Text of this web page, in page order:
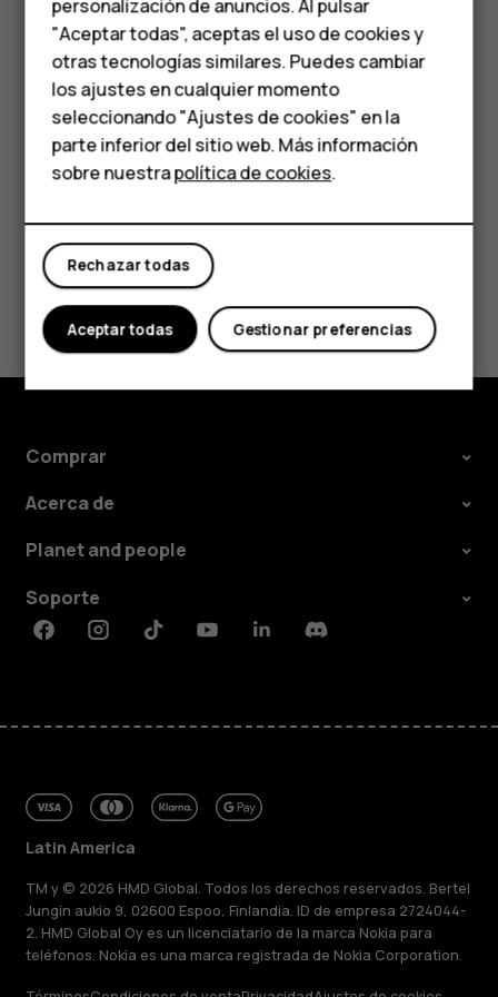
Teléfonos para
personas mayores
HMD Terra M
Comprar
Mi cuenta
riesgos para la salud. Todos los productos de HMD Global
cumplen con los estándares de producción
internacionales vigentes de la industria y con todos los
requisitos establecidos por las agencias
gubernamentales competentes.
¿Te ha parecido útil?
Sí No
Comprar
Acerca de
Planet and people
Soporte
FacebookInstagramTiktokYoutubeLinkedinDiscord
Latin America
TM y © 2026 HMD Global. Todos los derechos reservados. Bertel
Jungin aukio 9, 02600 Espoo, Finlandia. ID de empresa 2724044-
2. HMD Global Oy es un licenciatario de la marca Nokia para
teléfonos. Nokia es una marca registrada de Nokia Corporation.
personalización de anuncios. Al pulsar
"Aceptar todas", aceptas el uso de cookies y
otras tecnologías similares. Puedes cambiar
los ajustes en cualquier momento
seleccionando "Ajustes de cookies" en la
parte inferior del sitio web. Más información
sobre nuestrapolítica de cookies.
Rechazar todas
Gestionar preferencias
Aceptar todas